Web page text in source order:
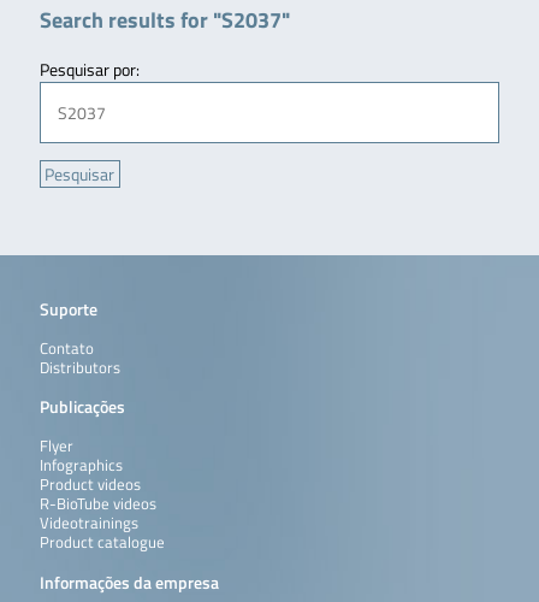
Search results for "S2037"
Pesquisar por:
Suporte
Contato
Distributors
Publicações
Flyer
Infographics
Product videos
R-BioTube videos
Videotrainings
Product catalogue
Informações da empresa